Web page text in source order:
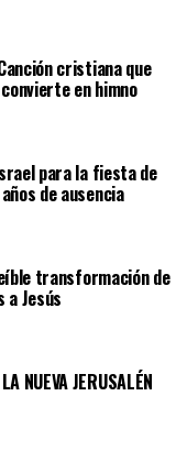
cristiana que
en himno
para la fiesta de
de ausencia
transformación de
a Jesús
NUEVA JERUSALÉN